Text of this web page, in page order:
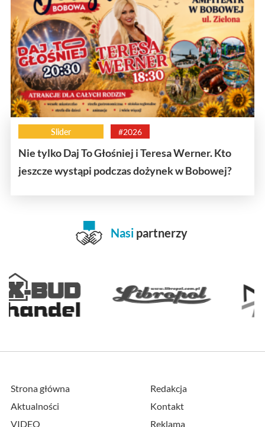
Slider #2026
Nie tylko Daj To Głośniej i Teresa Werner. Kto
jeszcze wystąpi podczas dożynek w Bobowej?
Nasi partnerzy
Strona główna
Aktualności
VIDEO
Redakcja
Kontakt
Reklama